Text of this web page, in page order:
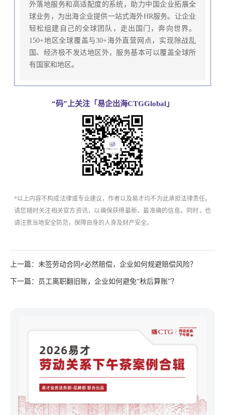
外落地服务和高适配度的系统，助力中国企业拓展全
球业务，为出海企业提供一站式海外HR服务。让企业
轻松组建自己的全球团队，走出国门，奔向世界。
150+地区全球覆盖与30+海外直营网点，实现除战乱
国、经济极不发达地区外，服务基本可以覆盖全球所
有国家和地区。
“码”上关注「易企出海CTGGlobal」
*以上内容不构成法律或专业建议，作者以及易才均不为此承担法律责任。
请您随时关注相关官方资讯，以确保获得最新、最准确的信息。同时，也
请注意当地安全防范，保障自身的人身及财产安全。
上一篇：未签劳动合同≠必然赔偿，企业如何规避赔偿风险？
下一篇：员工离职翻旧账，企业如何避免“秋后算账”？